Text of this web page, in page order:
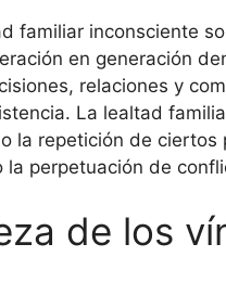
familiar inconsciente
en generación
relaciones y
La lealtad
la repetición de
la perpetuación de
de los